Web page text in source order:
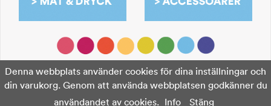
Denna webbplats använder cookies för dina inställningar och
din varukorg. Genom att använda webbplatsen godkänner du
användandet av cookies. Info Stäng